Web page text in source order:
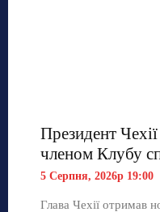
Президент
членом Клубу
5 Серпня, 2026р 19:00
Глава Чехії отримав